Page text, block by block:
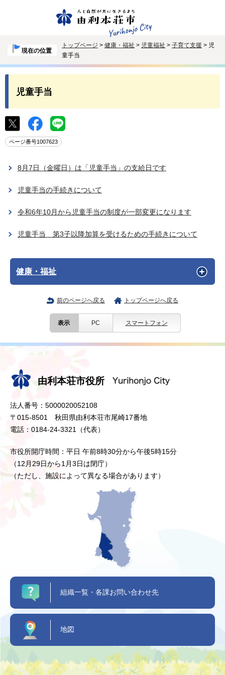
現在の位置
トップページ > 健康・福祉 > 児童福祉 > 子育て支援 > 児
童手当
児童手当
ページ番号1007623
8月7日（金曜日）は「児童手当」の支給日です
児童手当の手続きについて
令和6年10月から児童手当の制度が一部変更になります
児童手当 第3子以降加算を受けるための手続きについて
健康・福祉
前のページへ戻る トップページへ戻る
表示 PC スマートフォン
由利本荘市役所
法人番号：5000020052108
〒015-8501 秋田県由利本荘市尾崎17番地
電話：0184-24-3321（代表）
市役所開庁時間：平日 午前8時30分から午後5時15分
（12月29日から1月3日は閉庁）
（ただし、施設によって異なる場合があります）
組織一覧・各課お問い合わせ先
地図